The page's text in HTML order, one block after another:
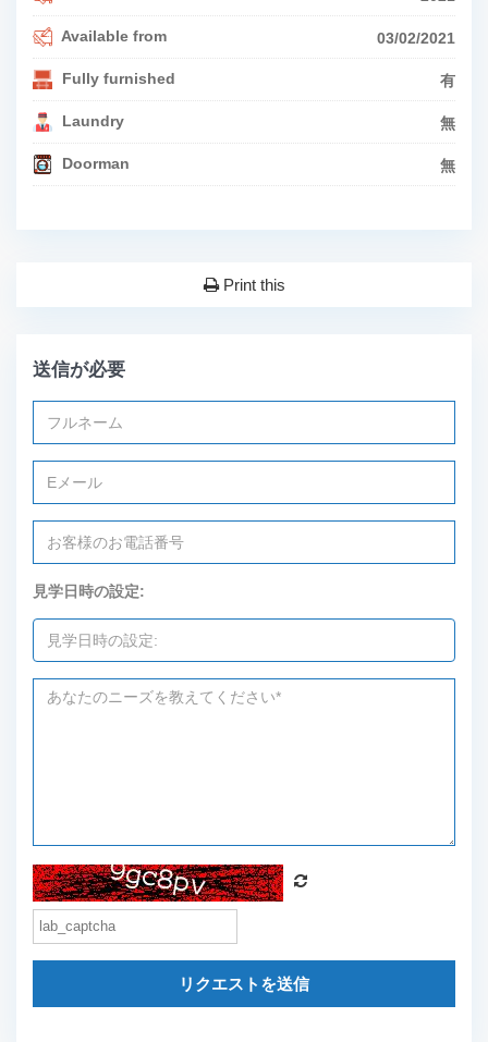
Available from 03/02/2021
Fully furnished 有
Laundry 無
Doorman 無
Print this
送信が必要
見学日時の設定:
リクエストを送信